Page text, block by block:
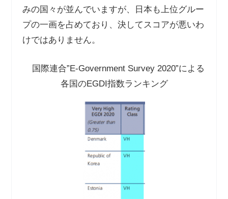
みの国々が並んでいますが、日本も上位グルー
プの一画を占めており、決してスコアが悪いわ
けではありません。
国際連合”E-Government Survey 2020”による
各国のEGDI指数ランキング